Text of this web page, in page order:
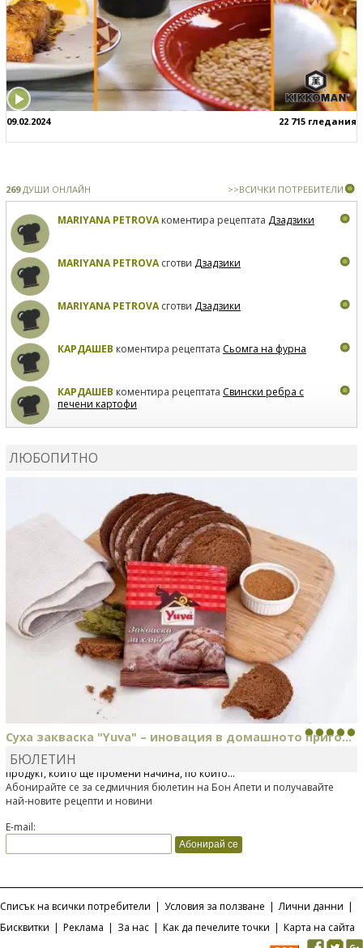
09.02.2024 22 715 гледания
269ДУШИ ОНЛАЙН >>ВСИЧКИ ПОТРЕБИТЕЛИ
MARIYANA PETROVAкоментира рецептата Дзадзики
MARIYANA PETROVAсготви Дзадзики
MARIYANA PETROVAсготви Дзадзики
КАРДАШЕВ коментира рецептата Сьомга на фурна
КАРДАШЕВ коментира рецептата Свински ребра с
печени картофи
ЛЮБОПИТНО
Суха закваска "Yuva" – иновация в домашното приго...
Отскоро Лесафр България стартира предлагането на изцяло нов
продукт, който ще промени начина, по който...
БЮЛЕТИН
Абонирайте се за седмичния бюлетин на Бон Апети и получавайте
най-новите рецепти и новини
E-mail:
Списък на всички потребители | Условия за ползване | Лични данни |
Бисквитки | Реклама | За нас | Как да печелите точки | Карта на сайта